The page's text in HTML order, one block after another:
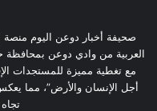
صحيفة أخبار دوعن اليوم منصة
العربية من وادي دوعن بمحافظة
مع تغطية مميزة للمستجدات
أجل الإنسان والأرض”، مما